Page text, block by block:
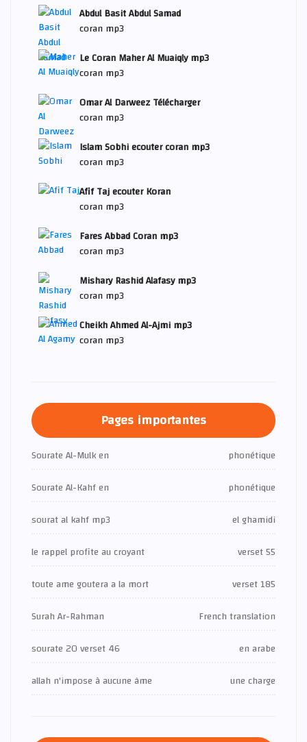
Abdul Basit Abdul Samad
coran mp3
Le Coran Maher Al Muaiqly mp3
coran mp3
Omar Al Darweez Télécharger
coran mp3
Islam Sobhi ecouter coran mp3
coran mp3
Afif Taj ecouter Koran
coran mp3
Fares Abbad Coran mp3
coran mp3
Mishary Rashid Alafasy mp3
coran mp3
Cheikh Ahmed Al-Ajmi mp3
coran mp3
Pages importantes
Sourate Al-Mulk en
phonétique
Sourate Al-Kahf en
phonétique
sourat al kahf mp3
el ghamidi
le rappel profite au croyant
verset 55
toute ame goutera a la mort
verset 185
Surah Ar-Rahman
French translation
sourate 20 verset 46
en arabe
allah n'impose à aucune âme
une charge